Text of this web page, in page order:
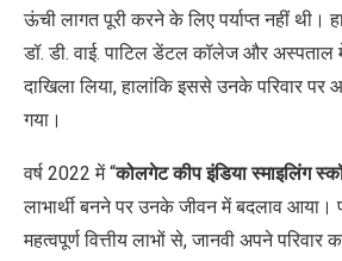
ऊंची लागत पूरी करने के लिए पर्याप्त नहीं थी।
डॉ. डी. वाई. पाटिल डेंटल कॉलेज और अस्पताल
दाखिला लिया,हालांकि इससे उनके परिवार पर
गया।
वर्ष 2022में “कोलगेट कीप इंडिया स्माइलिंग
लाभार्थी बनने पर उनके जीवन में बदलाव आया।
महत्वपूर्ण वित्तीय लाभों से,जानवी अपने परिवार